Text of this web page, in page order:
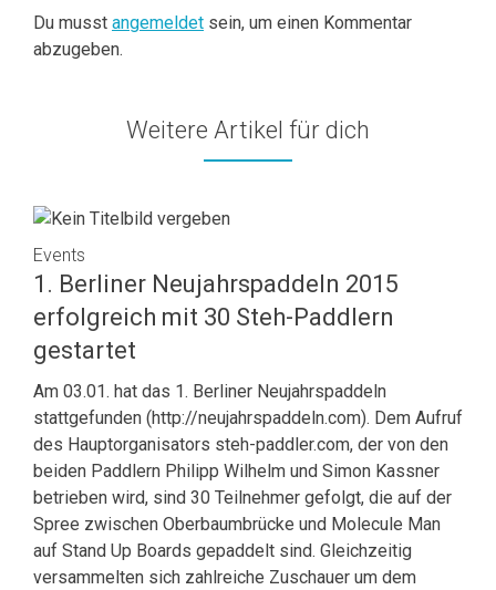
Du musst angemeldet sein, um einen Kommentar
abzugeben.
Weitere Artikel für dich
Events
1. Berliner Neujahrspaddeln 2015
erfolgreich mit 30 Steh-Paddlern
gestartet
Am 03.01. hat das 1. Berliner Neujahrspaddeln
stattgefunden (http://neujahrspaddeln.com). Dem Aufruf
des Hauptorganisators steh-paddler.com, der von den
beiden Paddlern Philipp Wilhelm und Simon Kassner
betrieben wird, sind 30 Teilnehmer gefolgt, die auf der
Spree zwischen Oberbaumbrücke und Molecule Man
auf Stand Up Boards gepaddelt sind. Gleichzeitig
versammelten sich zahlreiche Zuschauer um dem